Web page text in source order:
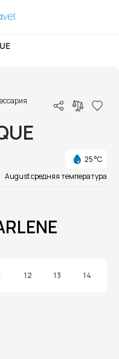
25 °C
August средняя температура
12 13 14